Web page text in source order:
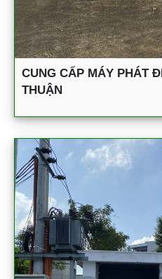
CUNG CẤP MÁY PHÁT
THUẬN